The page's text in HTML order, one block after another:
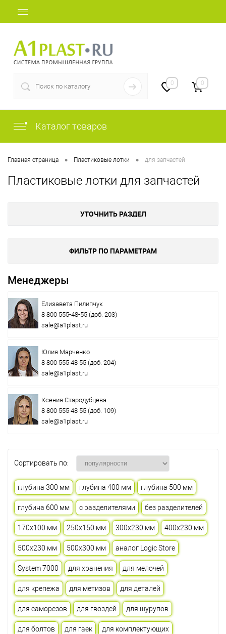
0 0
Каталог товаров
Главная страница • Пластиковые лотки • для запчастей
Пластиковые лотки для запчастей
УТОЧНИТЬ РАЗДЕЛ
ФИЛЬТР ПО ПАРАМЕТРАМ
Менеджеры
Елизавета Пилипчук
8 800 555-48-55 (доб. 203)
sale@a1plast.ru
Юлия Марченко
8 800 555 48 55 (доб. 204)
sale@a1plast.ru
Ксения Стародубцева
8 800 555 48 55 (доб. 109)
sale@a1plast.ru
Сортировать по:
глубина 300 мм глубина 400 мм глубина 500 мм
глубина 600 мм с разделителями без разделителей
170х100 мм 250х150 мм 300х230 мм 400х230 мм
500х230 мм 500х300 мм аналог Logic Store
System 7000 для хранения для мелочей
для крепежа для метизов для деталей
для саморезов для гвоздей для шурупов
для болтов для гаек для комплектующих